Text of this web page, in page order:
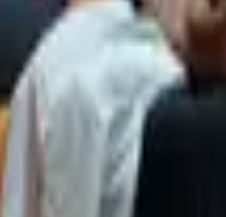
Kürt meselesine de
politikaları, zorunlu
olduğunu belirtti.
kurulmasından geçtiğini
‘Kadınlar yoksulluğu